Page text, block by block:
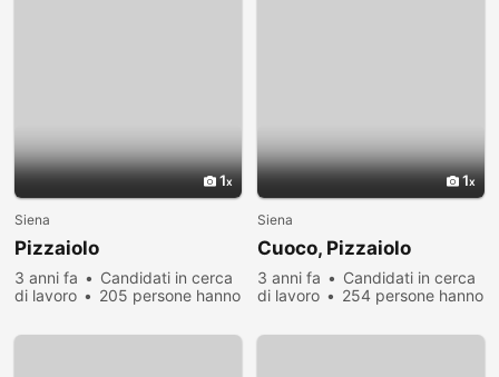
1
Siena
Pizzaiolo
3 anni fa
Candidati in cerca
di lavoro
205 persone hanno
1
Siena
Cuoco, Pizzaiolo
3 anni fa
Candidati in cerca
di lavoro
254 persone hanno